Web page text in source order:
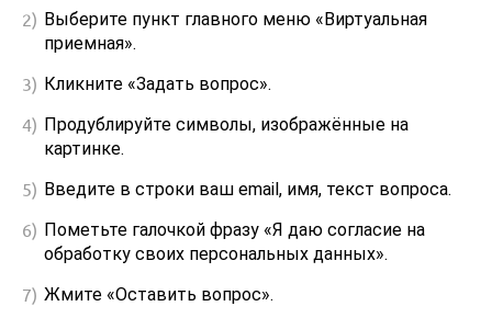
Выберите пункт главного меню «Виртуальная
приемная».
Кликните «Задать вопрос».
Продублируйте символы, изображённые на
картинке.
Введите в строки ваш email, имя, текст вопроса.
Пометьте галочкой фразу «Я даю согласие на
обработку своих персональных данных».
Жмите «Оставить вопрос».